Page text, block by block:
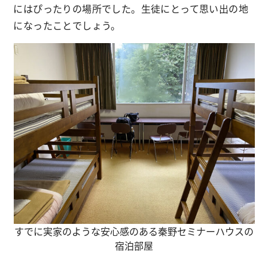
にはぴったりの場所でした。生徒にとって思い出の地
になったことでしょう。
すでに実家のような安心感のある秦野セミナーハウスの
宿泊部屋